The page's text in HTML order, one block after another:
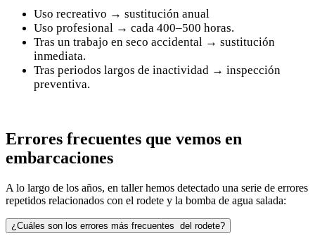
Uso recreativo → sustitución anual
Uso profesional → cada 400–500 horas.
Tras un trabajo en seco accidental → sustitución
inmediata.
Tras periodos largos de inactividad → inspección
preventiva.
Errores frecuentes que vemos en
embarcaciones
A lo largo de los años, en taller hemos detectado una serie de errores
repetidos relacionados con el rodete y la bomba de agua salada:
¿Cuáles son los errores más frecuentes del rodete?